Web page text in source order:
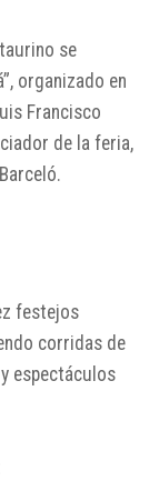
se
organizado en
Francisco
de la feria,
.
festejos
corridas de
espectáculos